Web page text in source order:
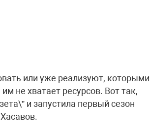
или уже реализуют, которыми
не хватает ресурсов. Вот так,
и запустила первый сезон